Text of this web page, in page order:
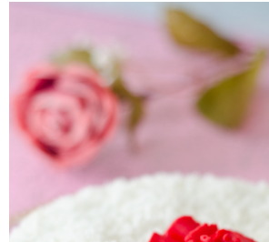
.. a urmat iar niste smantana peste
50 ml visinataapoi l-am